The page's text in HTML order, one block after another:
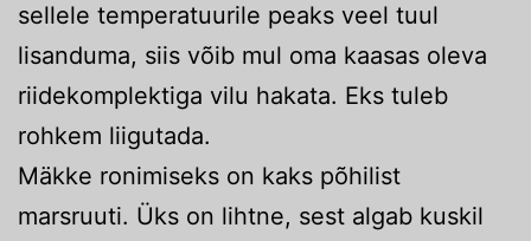
sellele temperatuurile peaks veel tuul
lisanduma, siis võib mul oma kaasas oleva
riidekomplektiga vilu hakata. Eks tuleb
rohkem liigutada.
Mäkke ronimiseks on kaks põhilist
marsruuti. Üks on lihtne, sest algab kuskil